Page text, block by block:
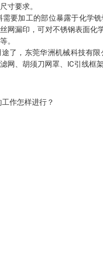
寸要求。
要加工的部位暴露于化学
网漏印，可对不锈钢表面
。
了，东莞华洲机械科技有限
网、胡须刀网罩、IC引线框
作怎样进行？